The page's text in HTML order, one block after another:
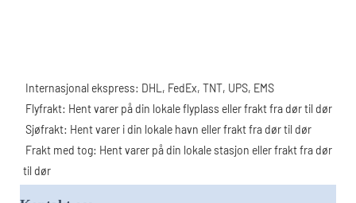
Internasjonal ekspress: DHL, FedEx, TNT, UPS, EMS
Flyfrakt: Hent varer på din lokale flyplass eller frakt fra dør til dør
Sjøfrakt: Hent varer i din lokale havn eller frakt fra dør til dør
til dør